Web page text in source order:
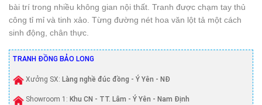
bài trí trong nhiều không gian nội thất. Tranh được chạm tay thủ
công tỉ mỉ và tinh xảo. Từng đường nét hoa văn lột tả một cách
sinh động, chân thực.
TRANH ĐỒNG BẢO LONG
Xưởng SX: Làng nghề đúc đồng - Ý Yên - NĐ
Showroom 1: Khu CN - TT. Lâm - Ý Yên - Nam Định